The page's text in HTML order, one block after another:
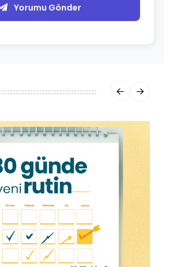
Yorumu Gönder